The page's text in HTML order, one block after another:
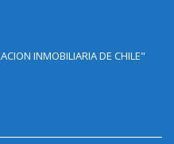
INMOBILIARIA DE CHILE"